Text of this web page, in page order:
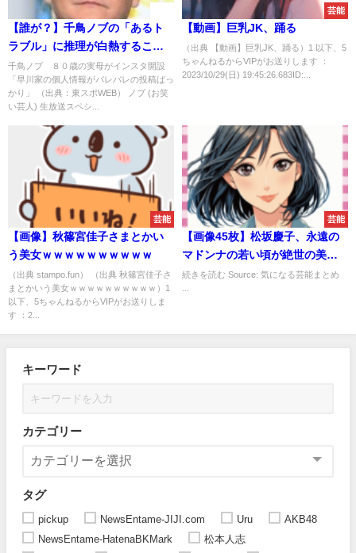
【誰が？】千鳥ノブの「あるト
ラブル」に推理が白熱すること
に
千鳥ノブ ８０歳の実母がインスタ開設
「早川家の個人情報がバレバレの投稿ばっ
かり」 （出典：東スポWEB） ノブ (お笑
い芸人) 生放送スペシ...
芸能
【動画】巨乳JK、踊る
（出典 【動画】巨乳JK、踊る）1 以下、5
ちゃんねるからVIPがお送りします ：
2023/10/29(日) 19:45:26.683ID:...
芸能
【画像】秋篠宮佳子さまとかい
う美女ｗｗｗｗｗｗｗｗｗｗ
（出典 stampo.fun） （出典 秋篠宮佳子さ
まとかいう美女ｗｗｗｗｗｗｗｗｗｗ）1
以下、5ちゃんねるからVIPがお送りしま
す ：2...
芸能
【画像45枚】松坂慶子、永遠の
マドンナの若い頃が絶世の美女
だと話題に！
続きを読む Source: 気になる芸能まとめ
キーワード
カテゴリー
タグ
pickup NewsEntame-JIJI.com Uru
AKB48
NewsEntame-HatenaBKMark
松本人志